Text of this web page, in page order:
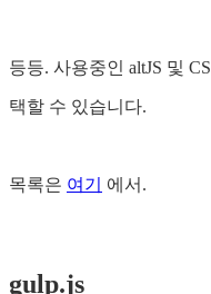
등등. 사용중인 altJS 및
택할 수 있습니다.
목록은 여기 에서.
gulp.js